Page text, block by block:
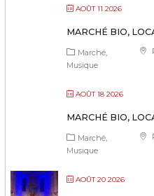
AOÛT 11 2026
MARCHÉ BIO,
Marché
Musique
AOÛT 18 2026
MARCHÉ BIO,
Marché
Musique
AOÛT 20 2026